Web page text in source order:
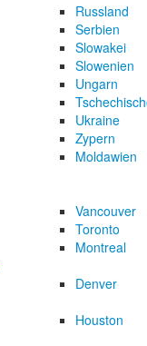
Russland
Serbien
Slowakei
Slowenien
Ungarn
Ukraine
Zypern
Moldawien
Vancouver
Toronto
Montreal
Denver
Houston